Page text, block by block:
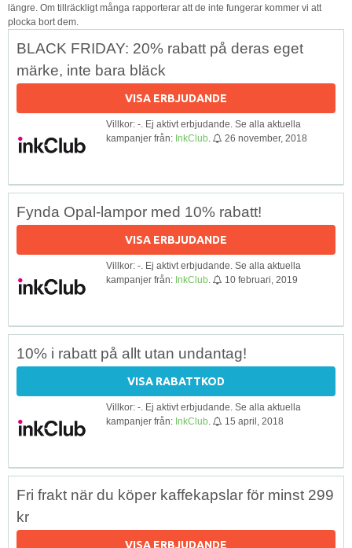
längre. Om tillräckligt många rapporterar att de inte fungerar kommer vi att
plocka bort dem.
BLACK FRIDAY: 20% rabatt på deras eget
märke, inte bara bläck
VISA ERBJUDANDE
Villkor: -. Ej aktivt erbjudande. Se alla aktuella
kampanjer från: InkClub 26 november, 2018
Fynda Opal-lampor med 10% rabatt!
VISA ERBJUDANDE
Villkor: -. Ej aktivt erbjudande. Se alla aktuella
kampanjer från: InkClub 10 februari, 2019
10% i rabatt på allt utan undantag!
VISA RABATTKOD
Villkor: -. Ej aktivt erbjudande. Se alla aktuella
kampanjer från: InkClub 15 april, 2018
Fri frakt när du köper kaffekapslar för minst 299
kr
VISA ERBJUDANDE